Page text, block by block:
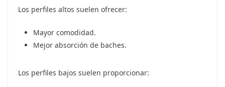
Los perfiles altos suelen ofrecer:
Mayor comodidad.
Mejor absorción de baches.
Los perfiles bajos suelen proporcionar: